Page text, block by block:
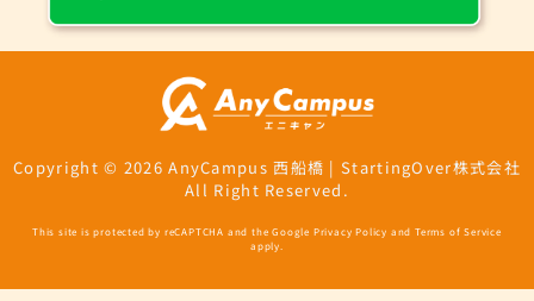
Copyright © 2026 AnyCampus 西船橋 | StartingOver株式会社
All Right Reserved.
This site is protected by reCAPTCHA and the Google Privacy Policy andTerms of Service
apply.